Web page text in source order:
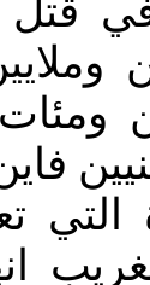
قتل
التي